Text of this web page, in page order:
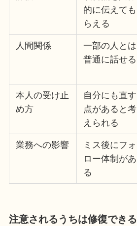
的に伝えても
らえる
人間関係
一部の人とは
普通に話せる
本人の受け止
め方
自分にも直す
点があると考
えられる
業務への影響
ミス後にフォ
ロー体制があ
る
注意されるうちは修復できる